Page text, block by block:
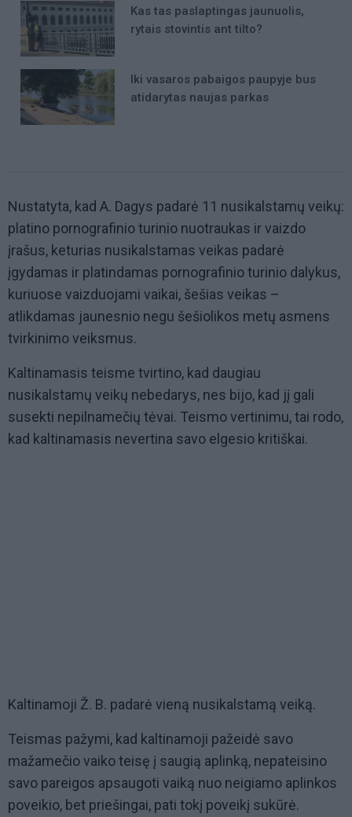
Kas tas paslaptingas jaunuolis,
rytais stovintis ant tilto?
Iki vasaros pabaigos paupyje bus
atidarytas naujas parkas
Nustatyta, kad A. Dagys padarė 11 nusikalstamų veikų:
platino pornografinio turinio nuotraukas ir vaizdo
įrašus, keturias nusikalstamas veikas padarė
įgydamas ir platindamas pornografinio turinio dalykus,
kuriuose vaizduojami vaikai, šešias veikas –
atlikdamas jaunesnio negu šešiolikos metų asmens
tvirkinimo veiksmus.
Kaltinamasis teisme tvirtino, kad daugiau
nusikalstamų veikų nebedarys, nes bijo, kad jį gali
susekti nepilnamečių tėvai. Teismo vertinimu, tai rodo,
kad kaltinamasis nevertina savo elgesio kritiškai.
Kaltinamoji Ž. B. padarė vieną nusikalstamą veiką.
Teismas pažymi, kad kaltinamoji pažeidė savo
mažamečio vaiko teisę į saugią aplinką, nepateisino
savo pareigos apsaugoti vaiką nuo neigiamo aplinkos
poveikio, bet priešingai, pati tokį poveikį sukūrė.